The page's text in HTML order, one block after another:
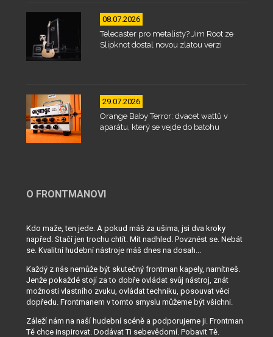
08.07.2026
Telecaster pro metalisty? Jim Root ze
Slipknot dostal novou zlatou verzi
29.07.2026
Orange Baby Terror: dvacet wattů v
aparátu, který se vejde do batohu
O FRONTMANOVI
Kdo maže, ten jede. A pokud máš za ušima, jsi dva kroky
napřed. Stačí jen trochu chtít. Mít nadhled. Povznést se. Nebát
se. Kvalitní hudební nástroje máš dnes na dosah...
Každý z nás nemůže být skutečný frontman kapely, namítneš.
Jenže pokaždé stojí za to dobře ovládat svůj nástroj, znát
možnosti vlastního zvuku, ovládat techniku, posouvat věci
dopředu. Frontmanem v tomto smyslu můžeme být všichni.
Záleží nám na naší hudební scéně a podporujeme ji. Frontman
Tě chce inspirovat. Dodávat Ti sebevědomí. Pobavit Tě.